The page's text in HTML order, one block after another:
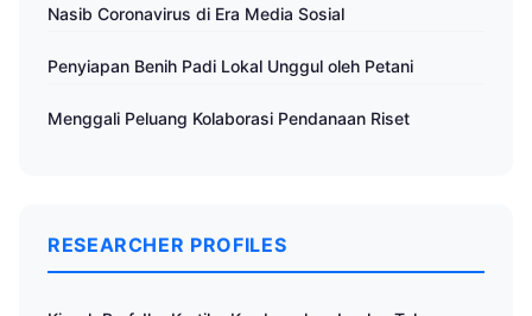
Nasib Coronavirus di Era Media Sosial
Penyiapan Benih Padi Lokal Unggul oleh Petani
Menggali Peluang Kolaborasi Pendanaan Riset
RESEARCHER PROFILES